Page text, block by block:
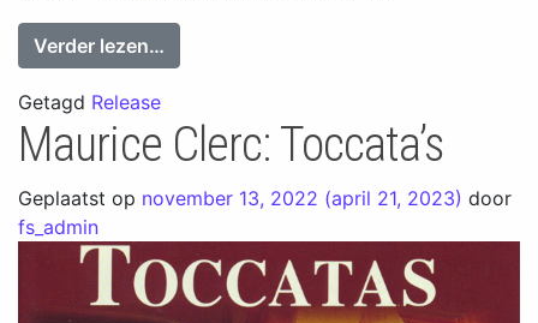
Verder lezen…
Getagd Release
Maurice Clerc: Toccata’s
Geplaatst op november 13, 2022 (april 21, 2023) door
fs_admin